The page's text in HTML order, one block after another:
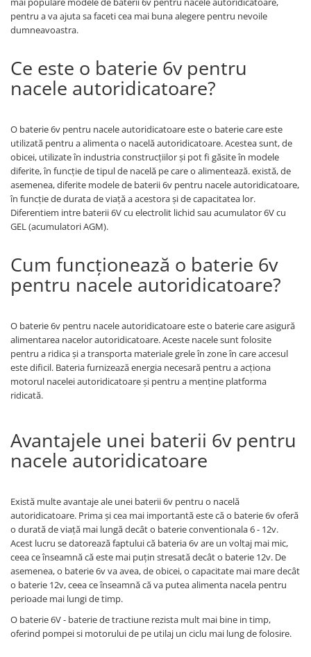
Uleiuri
Carucior butoi 200 L
Ulei hidraulic
Ridicare
LIZE
Suport butelii
Automatizarea productiei
Scule
Rezervor mobil motorina
Sudura
Pozitionere de sudura
Instalatii de rotire
Platforme foarfeca
Tip SKM - pentru span
Tip 3S cu basculare pe 3 laturi
Tip BK – basculare prin rulare
Tip VD / VG
Tip MGU - Minicontainer
Tip SMGU - mini pentru span
Tip RD - cu capac rotund
Tip BKC - de mare capacitate
Tip DUO / TRIO
Tip NK - mecanism foarfeca
Containere stivuibile
Tip BSK - pentru deșeuri
Tip SB - cu bază rabatabilă
Nacela stivuitor
Translator stivuitor
Prelungitor lame stivuitor CAM
attachments
Cleste ridicare butoi
Dispozitive ridicare butoaie
pentru a va ajuta sa faceti cea mai buna alegere pentru nevoile
dumneavoastra.
Ce este o baterie 6v pentru
nacele autoridicatoare?
O baterie 6v pentru nacele autoridicatoare este o baterie care este
utilizată pentru a alimenta o nacelă autoridicatoare. Acestea sunt, de
obicei, utilizate în industria construcțiilor și pot fi găsite în modele
diferite, în funcție de tipul de nacelă pe care o alimentează. există, de
asemenea, diferite modele de baterii 6v pentru nacele autoridicatoare,
în funcție de durata de viață a acestora și de capacitatea lor.
Diferentiem intre baterii 6V cu electrolit lichid sau acumulator 6V cu
GEL (acumulatori AGM).
Cum funcționează o baterie 6v
pentru nacele autoridicatoare?
O baterie 6v pentru nacele autoridicatoare este o baterie care asigură
alimentarea nacelor autoridicatoare. Aceste nacele sunt folosite
pentru a ridica și a transporta materiale grele în zone în care accesul
este dificil. Bateria furnizează energia necesară pentru a acționa
motorul nacelei autoridicatoare și pentru a menține platforma
ridicată.
Avantajele unei baterii 6v pentru
nacele autoridicatoare
Există multe avantaje ale unei baterii 6v pentru o nacelă
autoridicatoare. Prima și cea mai importantă este că o baterie 6v oferă
o durată de viață mai lungă decât o baterie conventionala 6 - 12v.
Acest lucru se datorează faptului că bateria 6v are un voltaj mai mic,
ceea ce înseamnă că este mai puțin stresată decât o baterie 12v. De
asemenea, o baterie 6v va avea, de obicei, o capacitate mai mare decât
o baterie 12v, ceea ce înseamnă că va putea alimenta nacela pentru
perioade mai lungi de timp.
O baterie 6V - baterie de tractiune rezista mult mai bine in timp,
oferind pompei si motorului de pe utilaj un ciclu mai lung de folosire.